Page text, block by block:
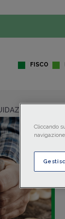
FISCO
INAIL
Cliccando